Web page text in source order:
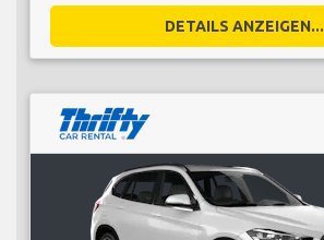
DETAILS ANZEIGEN...